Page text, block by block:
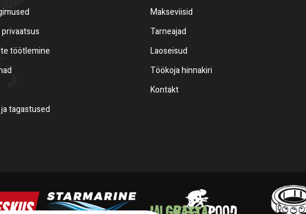
töötlemine
tagastused
Makseviisid
Tarneajad
Laoseisud
Töökoja hinnakiri
Kontakt